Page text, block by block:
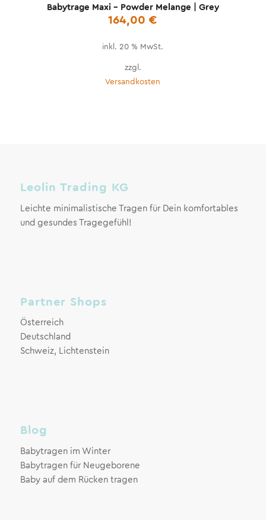
Babytrage Maxi – Powder Melange | Grey
164,00€
inkl. 20 % MwSt.
zzgl.
Versandkosten
Leolin Trading KG
Leichte minimalistische Tragen für Dein komfortables
und gesundes Tragegefühl!
Partner Shops
Österreich
Deutschland
Schweiz, Lichtenstein
Blog
Babytragen im Winter
Babytragen für Neugeborene
Baby auf dem Rücken tragen